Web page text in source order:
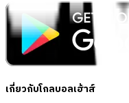
เกี่ยวกับโกลบอลเฮ้าส์